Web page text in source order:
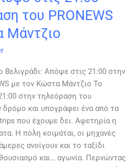
του PRONEWS
Μάντζιο
Βελιγράδι: Απόψε στις 21:00 στην
με τον Κώστα Μάντζιο Το
στην τηλεόραση του
δρόμο και υπογράφει ένα από τα
που έχουμε δει. Αφετηρία η
Η πόλη κοιμάται, οι μηχανές
ανοίγουν και το ταξίδι
και… αγωνία. Περνώντας